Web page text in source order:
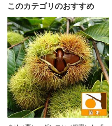
このカテゴリのおすすめ